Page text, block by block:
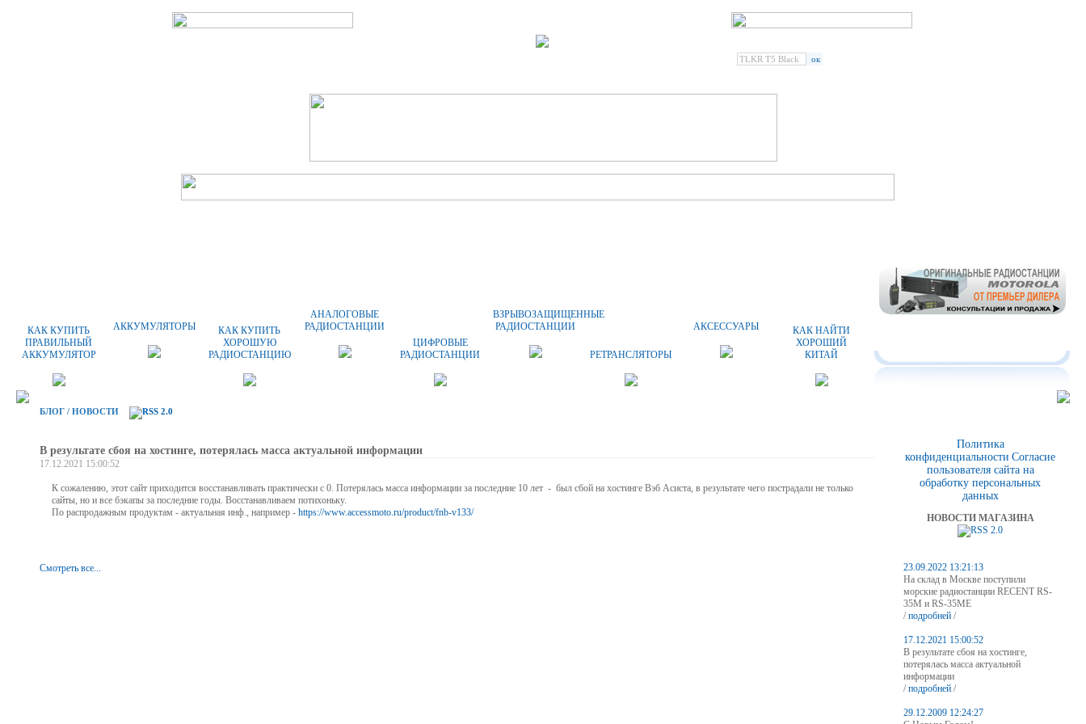
Введите наименование
КАК КУПИТЬ
ПРАВИЛЬНЫЙ
АККУМУЛЯТОР
АККУМУЛЯТОРЫ
КАК КУПИТЬ
ХОРОШУЮ
РАДИОСТАНЦИЮ
АНАЛОГОВЫЕ
РАДИОСТАНЦИИ
ЦИФРОВЫЕ
РАДИОСТАНЦИИ
ВЗРЫВОЗАЩИЩЕННЫЕ
РАДИОСТАНЦИИ
РЕТРАНСЛЯТОРЫ
АКСЕССУАРЫ
КАК НАЙТИ
ХОРОШИЙ
КИТАЙ
БЛОГ / НОВОСТИ
В результате сбоя на хостинге, потерялась масса актуальной информации
17.12.2021 15:00:52
К сожалению, этот сайт приходится восстанавливать практически с 0. Потерялась масса информации за последние 10 лет - был сбой на хостинге Вэб Асиста, в результате чего пострадали не только
сайты, но и все бэкапы за последние годы. Восстанавливаем потихоньку.
По распродажным продуктам - актуальная инф., например - https://www.accessmoto.ru/product/fnb-v133/
Смотреть все...
Политика
конфиденциальности Согласие
пользователя сайта на
обработку персональных
данных
НОВОСТИ МАГАЗИНА
23.09.2022 13:21:13
На склад в Москве поступили
морские радиостанции RECENT RS-
35M и RS-35ME
/подробней /
17.12.2021 15:00:52
В результате сбоя на хостинге,
потерялась масса актуальной
информации
/подробней /
29.12.2009 12:24:27